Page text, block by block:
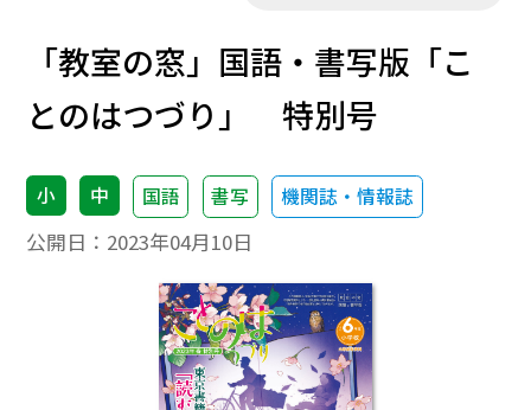
「教室の窓」国語・書写版「こ
とのはつづり」 特別号
小 中 国語 書写 機関誌・情報誌
公開日： 2023年04月10日